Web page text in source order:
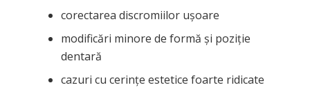
corectarea discromiilor ușoare
modificări minore de formă și poziție
dentară
cazuri cu cerințe estetice foarte ridicate